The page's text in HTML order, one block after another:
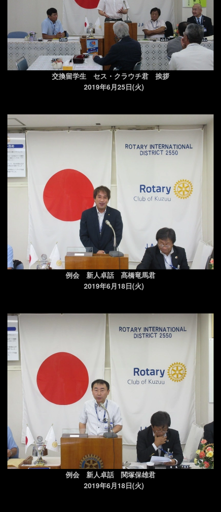
交換留学生 セス・クラウチ君 挨拶
2019年6月25日(火)
例会 新人卓話 髙橋竜馬君
2019年6月18日(火)
例会 新人卓話 関塚保雄君
2019年6月18日(火)